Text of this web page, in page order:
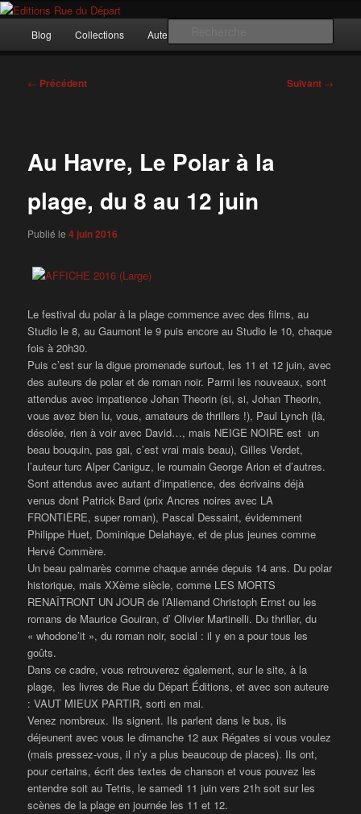
Aller
contenu
Editions Rue du Départ
Incitation au voyage, du roman noir au poème.
principal
Blog Collections Auteurs
Navigation
← Précédent Suivant →
Au Havre, Le Polar à la
plage, du 8 au 12 juin
Publié le4 juin 2016
Le festival du polar à la plage commence avec des films, au
Studio le 8, au Gaumont le 9 puis encore au Studio le 10, chaque
fois à 20h30.
Puis c’est sur la digue promenade surtout, les 11 et 12 juin, avec
des auteurs de polar et de roman noir. Parmi les nouveaux, sont
attendus avec impatience Johan Theorin (si, si, Johan Theorin,
vous avez bien lu, vous, amateurs de thrillers !), Paul Lynch (là,
désolée, rien à voir avec David…, mais NEIGE NOIRE est un
beau bouquin, pas gai, c’est vrai mais beau), Gilles Verdet,
l’auteur turc Alper Caniguz, le roumain George Arion et d’autres.
Sont attendus avec autant d’impatience, des écrivains déjà
venus dont Patrick Bard (prix Ancres noires avec LA
FRONTIÈRE, super roman), Pascal Dessaint, évidemment
Philippe Huet, Dominique Delahaye, et de plus jeunes comme
Hervé Commère.
Un beau palmarès comme chaque année depuis 14 ans. Du polar
historique, mais XXème siècle, comme LES MORTS
RENAÎTRONT UN JOUR de l’Allemand Christoph Ernst ou les
romans de Maurice Gouiran, d’ Olivier Martinelli. Du thriller, du
« whodone’it », du roman noir, social : il y en a pour tous les
goûts.
Dans ce cadre, vous retrouverez également, sur le site, à la
plage, les livres de Rue du Départ Éditions, et avec son auteure
: VAUT MIEUX PARTIR, sorti en mai.
Venez nombreux. Ils signent. Ils parlent dans le bus, ils
déjeunent avec vous le dimanche 12 aux Régates si vous voulez
(mais pressez-vous, il n’y a plus beaucoup de places). Ils ont,
pour certains, écrit des textes de chanson et vous pouvez les
entendre soit au Tetris, le samedi 11 juin vers 21h soit sur les
scènes de la plage en journée les 11 et 12.